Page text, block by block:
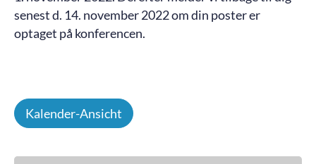
senest d. 14. november 2022 om din poster er
optaget på konferencen.
Kalender-Ansicht